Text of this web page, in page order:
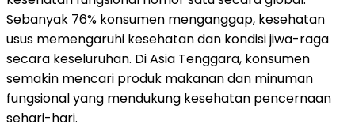
Sebanyak 76% konsumen menganggap, kesehatan
usus memengaruhi kesehatan dan kondisi jiwa-raga
secara keseluruhan. Di Asia Tenggara, konsumen
semakin mencari produk makanan dan minuman
fungsional yang mendukung kesehatan pencernaan
sehari-hari.